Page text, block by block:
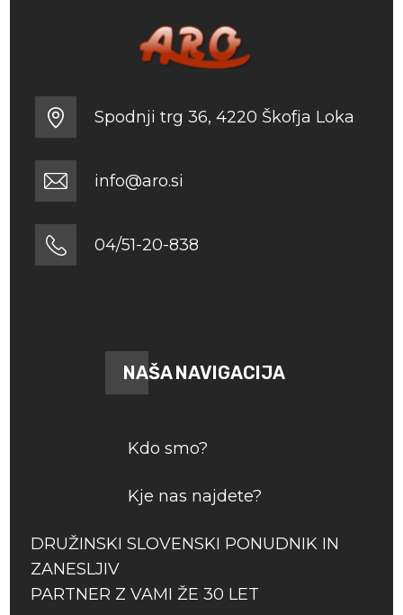
Spodnji trg 36, 4220 Škofja Loka
info@aro.si
04/51-20-838
NAŠA NAVIGACIJA
Kdo smo?
Kje nas najdete?
DRUŽINSKI SLOVENSKI PONUDNIK IN
ZANESLJIV
PARTNER Z VAMI ŽE 30 LET